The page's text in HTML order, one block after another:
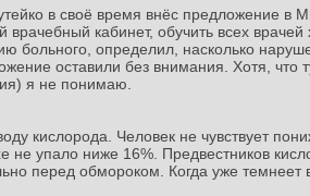
в своё время внёс предложение в
врачебный кабинет, обучить всех
больного, определил, насколько
оставили без внимания. Хотя, что
я не понимаю.
кислорода. Человек не чувствует
не упало ниже 16%. Предвестников
перед обмороком. Когда уже темнеет